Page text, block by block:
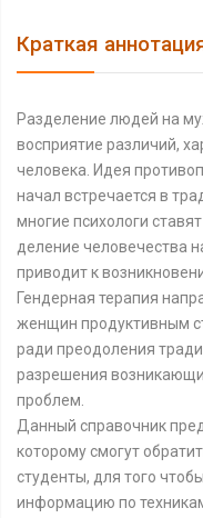
Краткая
Разделение людей на
восприятие различий,
человека. Идея
начал встречается в
многие психологи
деление человечества
приводит к
Гендерная терапия
женщин продуктивным
ради преодоления
разрешения
проблем.
Данный справочник
которому смогут
студенты, для того
информацию по